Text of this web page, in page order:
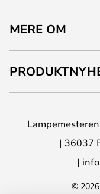
MERE OM
36037
©